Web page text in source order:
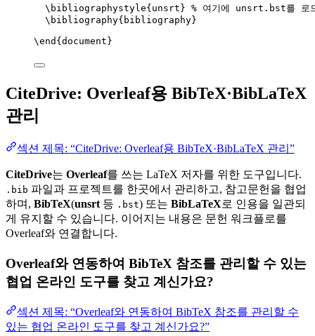
\bibliographystyle{unsrt} % 여기에 unsrt.bst를 로
\bibliography{bibliography}
\end { document }
CiteDrive: Overleaf용 BibTeX·BibLaTeX
관리
섹션 제목: “CiteDrive: Overleaf용 BibTeX·BibLaTeX 관리”
CiteDrive는 Overleaf를 쓰는 LaTeX 저자를 위한 도구입니다.
.bib 파일과 프로젝트를 한곳에서 관리하고, 참고문헌을 협업
하며, BibTeX(unsrt 등 .bst) 또는 BibLaTeX로 인용을 일관되
게 유지할 수 있습니다. 이어지는 내용은 문헌 워크플로를
Overleaf와 연결합니다.
Overleaf와 연동하여 BibTeX 참조를 관리할 수 있는
협업 온라인 도구를 찾고 계신가요?
섹션 제목: “Overleaf와 연동하여 BibTeX 참조를 관리할 수
있는 협업 온라인 도구를 찾고 계신가요?”